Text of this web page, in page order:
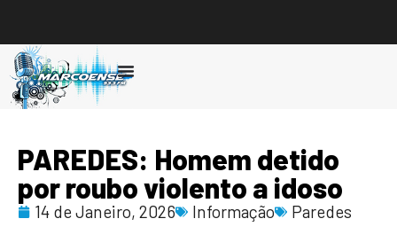
Ouvir
PAREDES: Homem detido
por roubo violento a idoso
14 de Janeiro, 2026 Informação Paredes